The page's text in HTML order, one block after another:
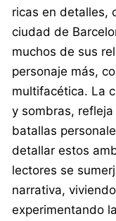
ricas en detalles,
ciudad de
muchos de sus
personaje más,
multifacética. La
y sombras,
batallas
detallar estos
lectores se
narrativa,
experimentando